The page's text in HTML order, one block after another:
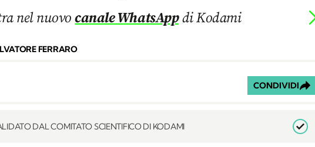
nel nuovocanale WhatsAppdi Kodami
FERRARO
CONDIVIDI
DAL COMITATO SCIENTIFICO DI KODAMI